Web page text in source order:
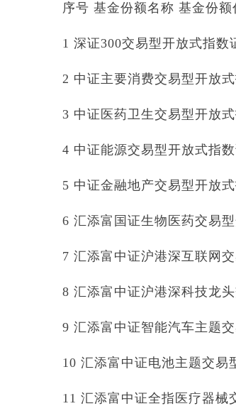
序号 基金份额名称 基金份
1 深证300交易型开放式指数
2 中证主要消费交易型开放
3 中证医药卫生交易型开放
4 中证能源交易型开放式指
5 中证金融地产交易型开放
6 汇添富国证生物医药交易
7 汇添富中证沪港深互联网
8 汇添富中证沪港深科技龙
9 汇添富中证智能汽车主题
10 汇添富中证电池主题交易
11 汇添富中证全指医疗器械